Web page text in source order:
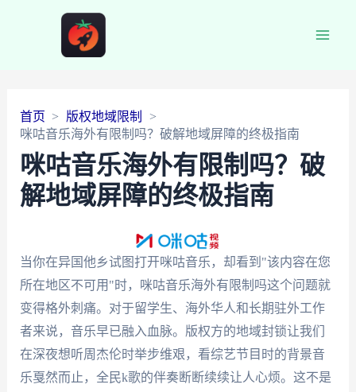
首页
版权地域限制
咪咕音乐海外有限制吗？破解地域屏障的终极指南
咪咕音乐海外有限制吗？破
解地域屏障的终极指南
当你在异国他乡试图打开咪咕音乐，却看到"该内容在您
所在地区不可用"时，咪咕音乐海外有限制吗这个问题就
变得格外刺痛。对于留学生、海外华人和长期驻外工作
者来说，音乐早已融入血脉。版权方的地域封锁让我们
在深夜想听周杰伦时举步维艰，看综艺节目时的背景音
乐戛然而止，全民k歌的伴奏断断续续让人心烦。这不是